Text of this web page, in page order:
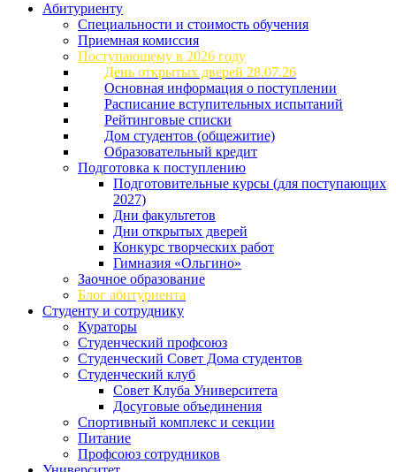
Абитуриенту
Специальности и стоимость обучения
Приемная комиссия
Поступающему в 2026 году
День открытых дверей 28.07.26
Основная информация о поступлении
Расписание вступительных испытаний
Рейтинговые списки
Дом студентов (общежитие)
Образовательный кредит
Подготовка к поступлению
Подготовительные курсы (для поступающих
2027)
Дни факультетов
Дни открытых дверей
Конкурс творческих работ
Гимназия «Ольгино»
Заочное образование
Блог абитуриента
Студенту и сотруднику
Кураторы
Студенческий профсоюз
Студенческий Совет Дома студентов
Студенческий клуб
Совет Клуба Университета
Досуговые объединения
Спортивный комплекс и секции
Питание
Профсоюз сотрудников